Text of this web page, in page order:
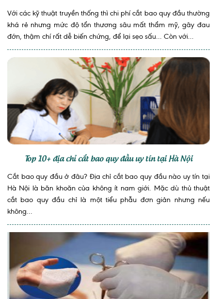
Với các kỹ thuật truyền thống thì chi phí cắt bao quy đầu thường
khá rẻ nhưng mức độ tổn thương sâu mất thẩm mỹ, gây đau
đớn, thậm chí rất dễ biến chứng, để lại sẹo sấu… Còn với...
Top 10+ địa chỉ cắt bao quy đầu uy tín tại Hà Nội
Cắt bao quy đầu ở đâu? Địa chỉ cắt bao quy đầu nào uy tín tại
Hà Nội là băn khoăn của không ít nam giới. Mặc dù thủ thuật
cắt bao quy đầu chỉ là một tiểu phẫu đơn giản nhưng nếu
không...